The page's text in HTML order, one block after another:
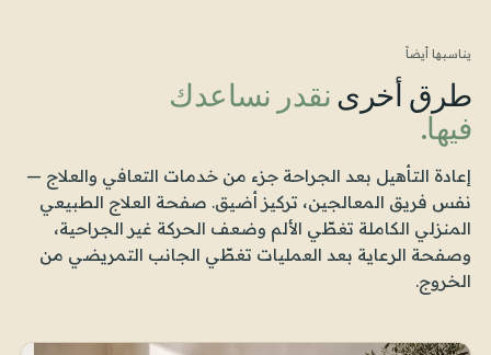
يناسبها أيضاً
طرق أخرى نقدر نساعدك
فيها.
إعادة التأهيل بعد الجراحة جزء من خدمات التعافي والعلاج —
نفس فريق المعالجين، تركيز أضيق. صفحة العلاج الطبيعي
المنزلي الكاملة تغطّي الألم وضعف الحركة غير الجراحية،
وصفحة الرعاية بعد العمليات تغطّي الجانب التمريضي من
الخروج.